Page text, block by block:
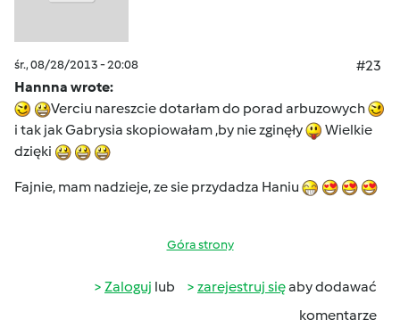
śr., 08/28/2013 - 20:08
#23
Hannna wrote:
Verciu nareszcie dotarłam do porad arbuzowych
i tak jak Gabrysia skopiowałam ,by nie zginęły
Wielkie
dzięki
Fajnie, mam nadzieje, ze sie przydadza Haniu
Góra strony
Zaloguj lub zarejestruj sięaby dodawać
komentarze